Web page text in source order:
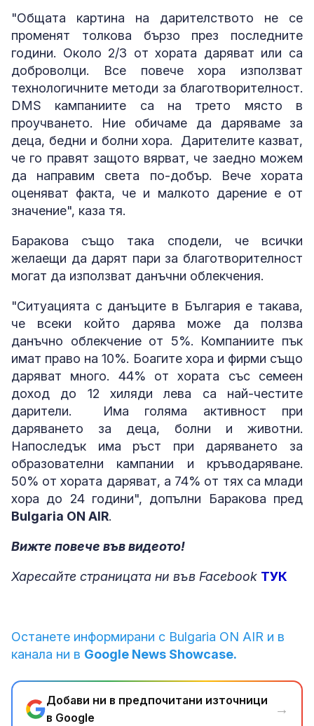
"Общата картина на дарителството не се
променят толкова бързо през последните
години. Около 2/3 от хората даряват или са
доброволци. Все повече хора използват
технологичните методи за благотворителност.
DMS кампаниите са на трето място в
проучването. Ние обичаме да даряваме за
деца, бедни и болни хора. Дарителите казват,
че го правят защото вярват, че заедно можем
да направим света по-добър. Вече хората
оценяват факта, че и малкото дарение е от
значение", каза тя.
Баракова също така сподели, че всички
желаещи да дарят пари за благотворителност
могат да използват данъчни облекчения.
"Ситуацията с данъците в България е такава,
че всеки който дарява може да ползва
данъчно облекчение от 5%. Компаниите пък
имат право на 10%. Боагите хора и фирми също
даряват много. 44% от хората със семеен
доход до 12 хиляди лева са най-честите
дарители. Има голяма активност при
даряването за деца, болни и животни.
Напоследък има ръст при даряването за
образователни кампании и кръводаряване.
50% от хората даряват, а 74% от тях са млади
хора до 24 години", допълни Баракова пред
Bulgaria ON AIR.
Вижте повече във видеото!
Харесайте страницата ни във Facebook ТУК
Останете информирани с Bulgaria ON AIR и в
канала ни в Google News Showcase.
Добави ни в предпочитани източници
в Google
→